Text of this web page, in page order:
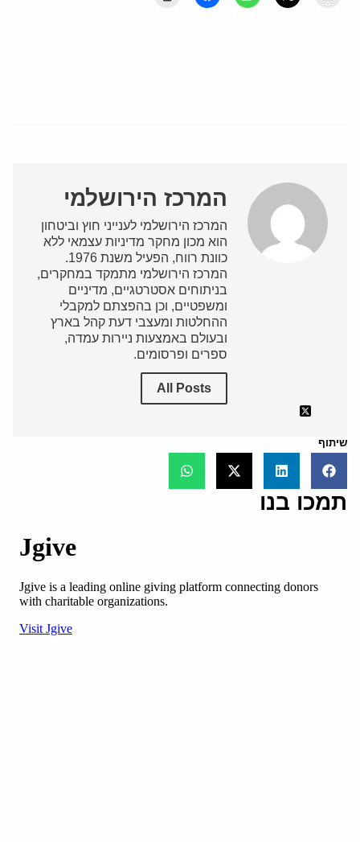
המרכז הירושלמי
המרכז הירושלמי לענייני חוץ וביטחון
הוא מכון מחקר מדיניות עצמאי ללא
כוונת רווח, הפעיל משנת 1976.
המרכז הירושלמי מתמקד במחקרים,
בניתוחים אסטרטגיים, מדיניים
ומשפטיים, וכן בהפצתם למקבלי
ההחלטות ומעצבי דעת קהל בארץ
ובעולם באמצעות ניירות עמדה,
ספרים ופרסומים.
All Posts
שיתוף
תמכו בנו